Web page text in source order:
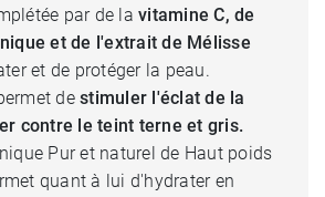
par de la vitamine C, de
et de l'extrait de Mélisse
et de protéger la peau.
de stimuler l'éclat de la
contre le teint terne et gris.
Pur et naturel de Haut poids
quant à lui d'hydrater en